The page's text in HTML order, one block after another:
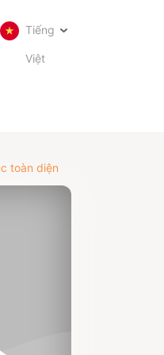
Tiếng
Việt
toàn diện